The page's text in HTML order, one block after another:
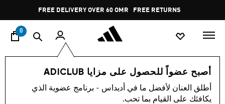
Pause
promotion
rotation
FREE DELIVERY OVER 60 OMR FREE RETURNS
0
أصبح عضواً للحصول على مزايا ADICLUB
أطلق العنان لأفضل ما في أديداس - برنامج عضوية الذي
يكافئك على القيام بما تحب.
الرجال ملابس
MADE FOR THE FANS